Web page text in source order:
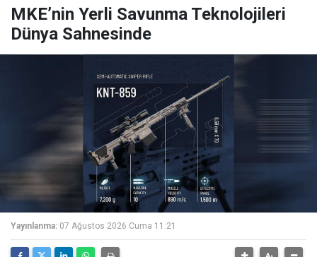
MKE’nin Yerli Savunma Teknolojileri
Dünya Sahnesinde
Yayınlanma: 07 Ağustos 2026 Cuma 11:21